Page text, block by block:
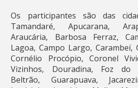
Os participantes são das
Tamandaré, Apucarana,
Araucária, Barbosa Ferraz,
Lagoa, Campo Largo, Carambeí,
Cornélio Procópio, Coronel
Vizinhos, Douradina, Foz do
Beltrão, Guarapuava,